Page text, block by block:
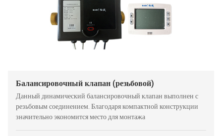
Балансировочный клапан (резьбовой)
Данный динамический балансировочный клапан выполнен с
резьбовым соединением. Благодаря компактной конструкции
значительно экономится место для монтажа